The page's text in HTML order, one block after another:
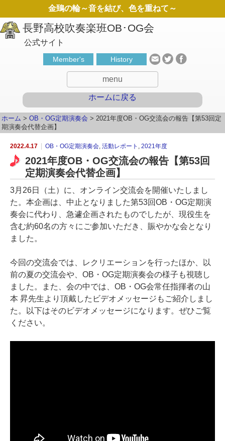
金鵄の輪～音を結び、色を重ねて～
公式サイト
Member's History
menu
ホームに戻る
ホーム > OB・OG定期演奏会 > 2021年度OB・OG交流会の報告【第53回定
期演奏会代替企画】
2022.4.17 OB・OG定期演奏会, 活動レポート , 2021年度
2021年度OB・OG交流会の報告【第53回
定期演奏会代替企画】
3月26日（土）に、オンライン交流会を開催いたしまし
た。本企画は、中止となりました第53回OB・OG定期演
奏会に代わり、急遽企画されたものでしたが、現役生を
含む約60名の方々にご参加いただき、賑やかな会となり
ました。
今回の交流会では、レクリエーションを行ったほか、以
前の夏の交流会や、OB・OG定期演奏会の様子も視聴し
ました。また、会の中では、OB・OG会常任指揮者の山
本 昇先生より頂戴したビデオメッセージもご紹介しまし
た。以下はそのビデオメッセージになります。ぜひご覧
ください。